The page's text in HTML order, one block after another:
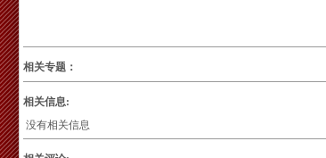
相关专题：
相关信息:
没有相关信息